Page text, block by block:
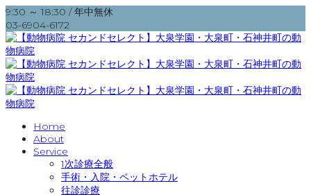
9:30 ～ 18:30 / 年中無休
03-6904-6172
Home
About
Service
1次診療全般
手術・入院・ペットホテル
往診診療